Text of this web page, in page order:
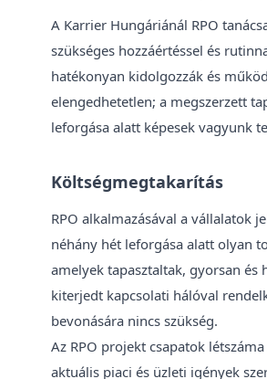
A Karrier Hungáriánál RPO
szükséges hozzáértéssel és
hatékonyan kidolgozzák és
elengedhetetlen; a megszerzett
leforgása alatt képesek vagyunk
Költségmegtakarítás
RPO alkalmazásával a vállalatok
néhány hét leforgása alatt olyan
amelyek tapasztaltak, gyorsan és
kiterjedt kapcsolati hálóval
bevonására nincs szükség.
Az RPO projekt csapatok
aktuális piaci és üzleti igények